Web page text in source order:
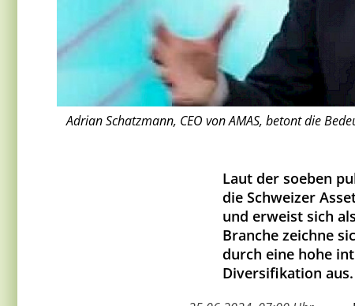
Adrian Schatzmann, CEO von AMAS, betont die
Laut der soeben
die Schweizer
und erweist sich
Branche zeichne
durch eine hohe
Diversifikation aus.